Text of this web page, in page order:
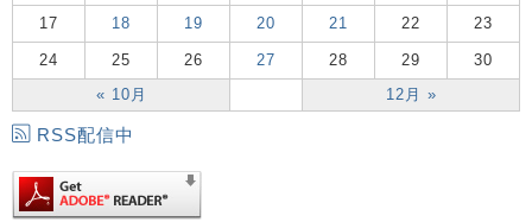
« 10月 12月 »
17 18 19 20 21 22 23
24 25 26 27 28 29 30
RSS配信中